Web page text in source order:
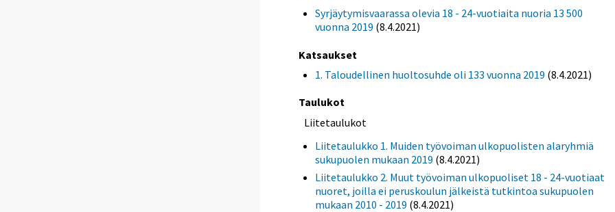
Syrjäytymisvaarassa olevia 18 - 24-vuotiaita nuoria 13 500
vuonna 2019 (8.4.2021)
Katsaukset
1. Taloudellinen huoltosuhde oli 133 vuonna 2019 (8.4.2021)
Taulukot
Liitetaulukot
Liitetaulukko 1. Muiden työvoiman ulkopuolisten alaryhmiä
sukupuolen mukaan 2019 (8.4.2021)
Liitetaulukko 2. Muut työvoiman ulkopuoliset 18 - 24-vuotiaat
nuoret, joilla ei peruskoulun jälkeistä tutkintoa sukupuolen
mukaan 2010 - 2019 (8.4.2021)